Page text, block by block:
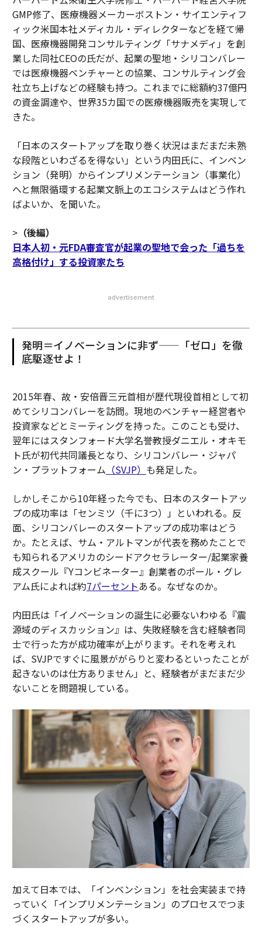
GMP修了、医療機器メーカーボストン・サイエンティフ
ィック米国本社メディカル・ディレクターなどを経て帰
国、医療機器開発コンサルティング「サナメディ」を創
業した同社CEOの氏だが、起業の聖地・シリコンバレー
では医療機器ベンチャーとの協業、コンサルティング会
社立ち上げなどの経験も持つ。これまでに総額約37億円
の資金調達や、世界35カ国での医療機器販売を実現して
きた。
「日本のスタートアップを取り巻く状況はまだまだ未熟
な段階といわざるを得ない」という内田氏に、インベン
ション（発明）からインプリメンテーション（事業化）
へと無限循環する起業文脈上のエコシステムはどう作れ
ばよいか、を聞いた。
>（後編）
日本人初・元FDA審査官が起業の聖地で会った「過ちを
高格付け」する投資家たち
advertisement
発明＝イノベーションに非ず——「ゼロ」を徹
底駆逐せよ！
2015年春、故・安倍晋三元首相が歴代現役首相として初
めてシリコンバレーを訪問。現地のベンチャー経営者や
投資家などとミーティングを持った。このことも受け、
翌年にはスタンフォード大学名誉教授ダニエル・オキモ
ト氏が初代共同議長となり、シリコンバレー・ジャパ
ン・プラットフォーム （SVJP） も発足した。
しかしそこから10年経った今でも、日本のスタートアッ
プの成功率は「センミツ（千に3つ）」といわれる。反
面、シリコンバレーのスタートアップの成功率はどう
か。たとえば、サム・アルトマンが代表を務めたことで
も知られるアメリカのシードアクセラレーター/起業家養
成スクール『Yコンビネーター』創業者のポール・グレ
アム氏によれば約7パーセントある。なぜなのか。
内田氏は「イノベーションの誕生に必要ないわゆる『震
源域のディスカッション』は、失敗経験を含む経験者同
士で行った方が成功確率が上がります。それを考えれ
ば、SVJPですぐに風景ががらりと変わるといったことが
起きないのは仕方ありません」と、経験者がまだまだ少
ないことを問題視している。
加えて日本では、「インベンション」を社会実装まで持
っていく「インプリメンテーション」のプロセスでつま
づくスタートアップが多い。